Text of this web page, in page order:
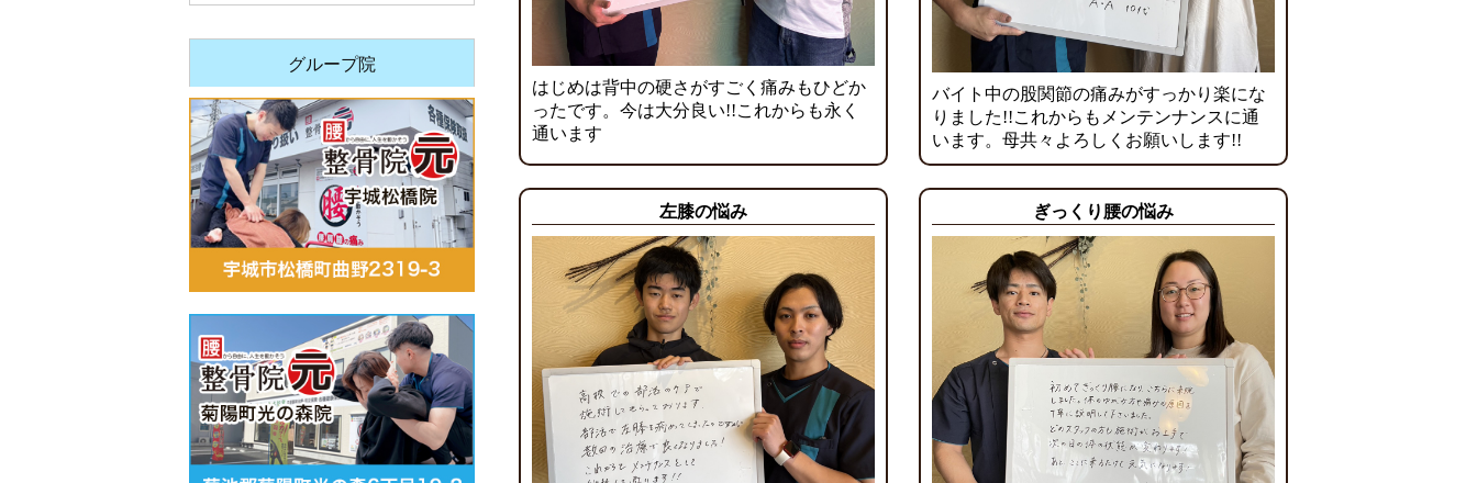
はじめは背中の硬さがすごく痛みもひどか
ったです。今は大分良い!!これからも永く
通います
バイト中の股関節の痛みがすっかり楽にな
りました!!これからもメンテンナンスに通
います。母共々よろしくお願いします!!
左膝の悩み ぎっくり腰の悩み
グループ院